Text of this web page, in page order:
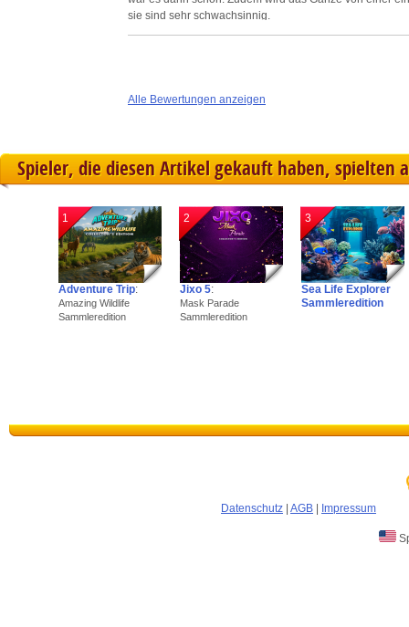
sie sind sehr schwachsinnig.
Eine Stunde hat gereicht.
Alle Bewertungen anzeigen
Spieler, die diesen Artikel gekauft haben, spielten
1
Adventure Trip:
Amazing Wildlife
Sammleredition
2
Jixo 5:
Mask Parade
Sammleredition
3
Sea Life Explorer
Sammleredition
Datenschutz AGB Impressum